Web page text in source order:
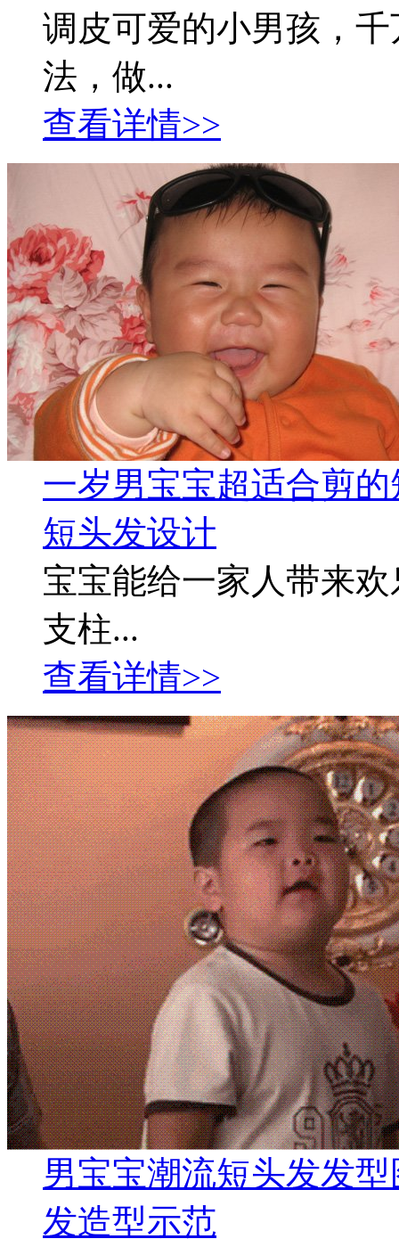
调皮可爱的小男孩，
法，做...
查看详情>>
一岁男宝宝超适合剪
短头发设计
宝宝能给一家人带来
支柱...
查看详情>>
男宝宝潮流短头发发
发造型示范